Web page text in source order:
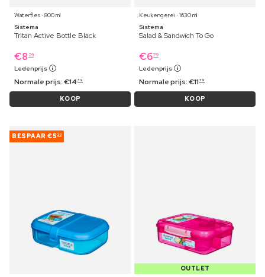
Waterfles ⋅ 800 ml
Sistema
Tritan Active Bottle Black
€8 29
Ledenprijs
Normale prijs:€14 39
KOOP
Keukengerei ⋅ 1630 ml
Sistema
Salad & Sandwich To Go
€679
Ledenprijs
Normale prijs:€11 79
KOOP
BESPAAR €5 20
OUTLET